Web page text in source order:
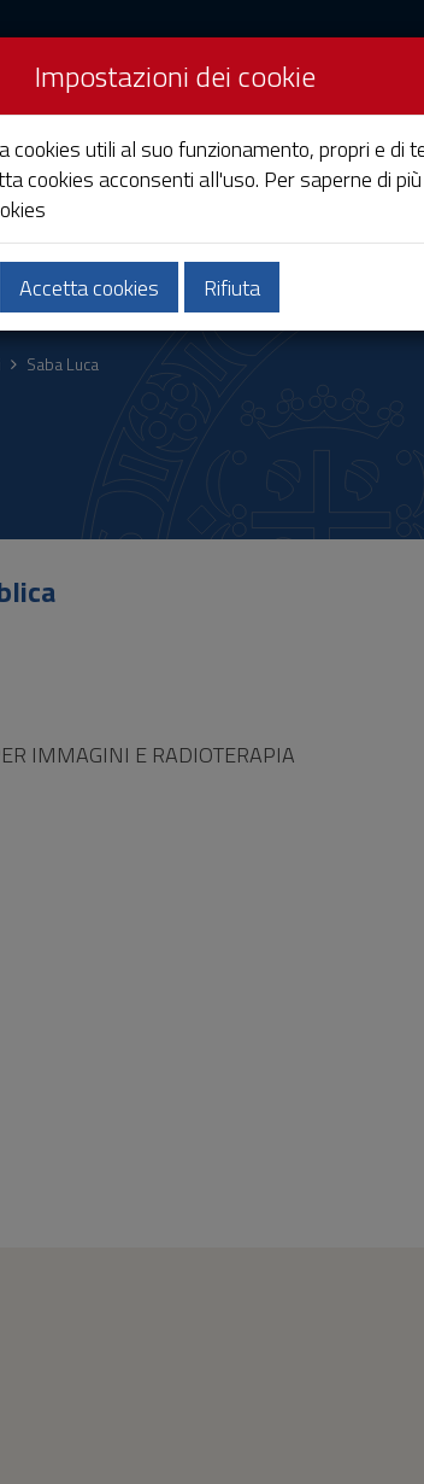
Cagliari
Società e territorio
Saba Luca
IMMAGINI E RADIOTERAPIA
Impostazioni dei cookie
cookies utili al suo funzionamento, propri e di
cookies acconsenti all'uso. Per saperne di
Accetta cookies Rifiuta